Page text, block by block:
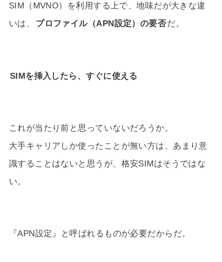
SIM（MVNO）を利用する上で、地味だが大きな違
いは、
プロファイル（APN設定）の要否だ。
SIMを挿入したら、すぐに使える
これが当たり前と思っていないだろうか。
大手キャリアしか使ったことが無い方は、あまり意
識することはないと思うが、格安SIMはそうではな
い。
『APN設定』と呼ばれるものが必要だからだ。